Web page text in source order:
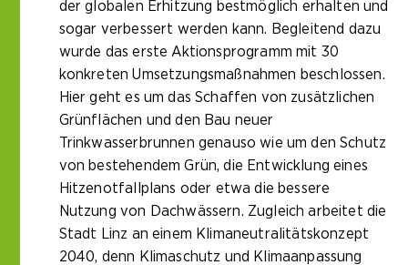
der globalen Erhitzung bestmöglich erhalten und
sogar verbessert werden kann. Begleitend dazu
wurde das erste Aktionsprogramm mit 30
konkreten Umsetzungsmaßnahmen beschlossen.
Hier geht es um das Schaffen von zusätzlichen
Grünflächen und den Bau neuer
Trinkwasserbrunnen genauso wie um den Schutz
von bestehendem Grün, die Entwicklung eines
Hitzenotfallplans oder etwa die bessere
Nutzung von Dachwässern. Zugleich arbeitet die
Stadt Linz an einem Klimaneutralitätskonzept
2040, denn Klimaschutz und Klimaanpassung